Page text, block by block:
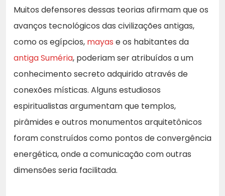
Muitos defensores dessas teorias afirmam que os
avanços tecnológicos das civilizações antigas,
como os egípcios, mayas e os habitantes da
antiga Suméria, poderiam ser atribuídos a um
conhecimento secreto adquirido através de
conexões místicas. Alguns estudiosos
espiritualistas argumentam que templos,
pirâmides e outros monumentos arquitetônicos
foram construídos como pontos de convergência
energética, onde a comunicação com outras
dimensões seria facilitada.